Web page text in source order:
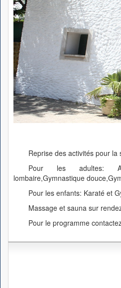
Reprise des activités pour la
Pour les adultes:
lombaire,Gymnastique
Pour les enfants: Karaté et
Massage et sauna sur
Pour le programme